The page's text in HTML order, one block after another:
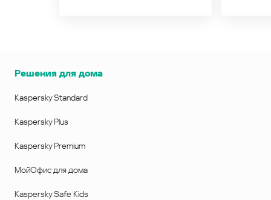
Решения для дома
Kaspersky Standard
Kaspersky Plus
Kaspersky Premium
МойОфис для дома
Kaspersky Safe Kids